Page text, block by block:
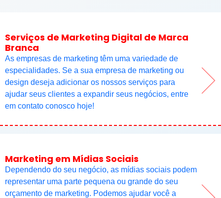
Serviços de Marketing Digital de Marca
Branca
As empresas de marketing têm uma variedade de
especialidades. Se a sua empresa de marketing ou
design deseja adicionar os nossos serviços para
ajudar seus clientes a expandir seus negócios, entre
em contato conosco hoje!
Marketing em Mídias Sociais
Dependendo do seu negócio, as mídias sociais podem
representar uma parte pequena ou grande do seu
orçamento de marketing. Podemos ajudar você a